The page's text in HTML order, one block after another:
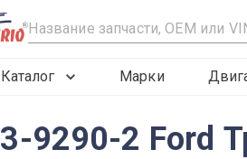
R
Каталог Марки
9290-2 Ford